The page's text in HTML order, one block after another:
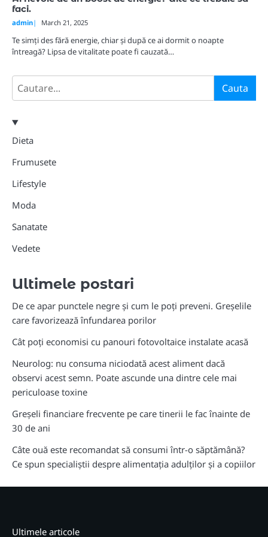
faci.
admin March 21, 2025
Te simți des fără energie, chiar și după ce ai dormit o noapte
întreagă? Lipsa de vitalitate poate fi cauzată…
Search Cauta
Dieta
Frumusete
Lifestyle
Moda
Sanatate
Vedete
Ultimele postari
De ce apar punctele negre și cum le poți preveni. Greșelile
care favorizează înfundarea porilor
Cât poți economisi cu panouri fotovoltaice instalate acasă
Neurolog: nu consuma niciodată acest aliment dacă
observi acest semn. Poate ascunde una dintre cele mai
periculoase toxine
Greșeli financiare frecvente pe care tinerii le fac înainte de
30 de ani
Câte ouă este recomandat să consumi într-o săptămână?
Ce spun specialiștii despre alimentația adulților și a copiilor
Ultimele articole